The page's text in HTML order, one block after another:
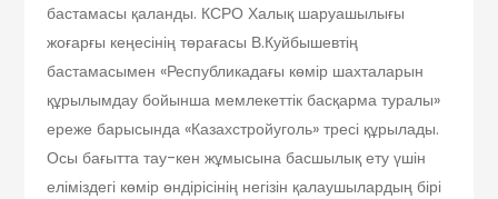
бастамасы қаланды. КСРО Халық шаруашылығы
жоғарғы кеңесінің төрағасы В.Куйбышевтің
бастамасымен «Республикадағы көмір шахталарын
құрылымдау бойынша мемлекеттік басқарма туралы»
ереже барысында «Казахстройуголь» тресі құрылады.
Осы бағытта тау-кен жұмысына басшылық ету үшін
еліміздегі көмір өндірісінің негізін қалаушылардың бірі